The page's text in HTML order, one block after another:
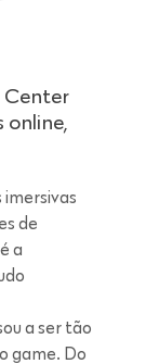
imersivas
de
a
a ser tão
game. Do